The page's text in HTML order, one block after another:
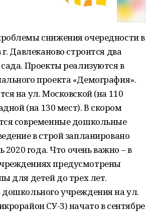
снижения очередности в
Давлеканово строится два
Проекты реализуются в
проекта «Демография».
на ул. Московской (на 110
(на 130 мест). В скором
современные дошкольные
в строй запланировано
2020 года. Что очень важно – в
предусмотрены
для детей до трех лет.
дошкольного учреждения на ул.
СУ-3) начато в сентябре